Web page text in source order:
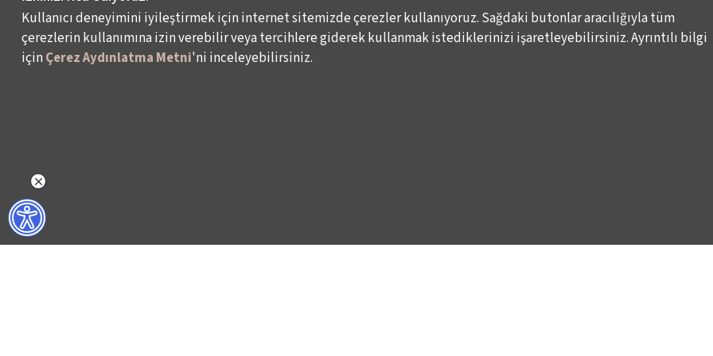
NELER YAPIYORUZ?
İSTANBUL FİLM FESTİVALİ
Kullanıcı deneyimini iyileştirmek için internet sitemizde çerezler kullanıyoruz. Sağdaki butonlar aracılığıyla tüm
çerezlerin kullanımına izin verebilir veya tercihlere giderek kullanmak istediklerinizi işaretleyebilirsiniz. Ayrıntılı bilgi
için Çerez Aydınlatma Metni'ni inceleyebilirsiniz.